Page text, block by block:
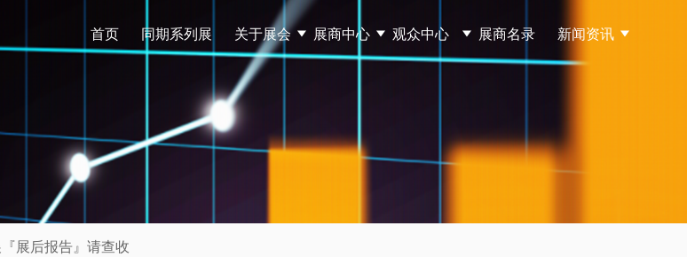
首页 同期系列展 关于展会 展商中心 观众中心 展商名录 新闻资讯
展后报告』请查收